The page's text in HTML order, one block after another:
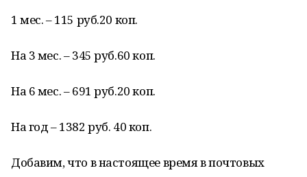
1 мес. – 115 руб.20 коп.
На 3 мес. – 345 руб.60 коп.
На 6 мес. – 691 руб.20 коп.
На год – 1382 руб. 40 коп.
Добавим, что в настоящее время в почтовых